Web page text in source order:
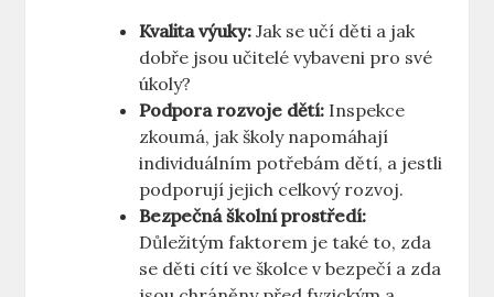
Kvalita⁢ výuky: Jak se učí děti ⁣a jak
dobře‍ jsou⁣ učitelé vybaveni‌ pro své
úkoly?
Podpora rozvoje dětí: Inspekce
zkoumá, jak školy‌ napomáhají
individuálním potřebám dětí,‌ a jestli‌
podporují jejich⁢ celkový rozvoj.
Bezpečná‍ školní ​prostředí:
Důležitým faktorem je také ⁢to, zda
se děti ⁤cítí ve školce ‌v⁣ bezpečí a‌ zda